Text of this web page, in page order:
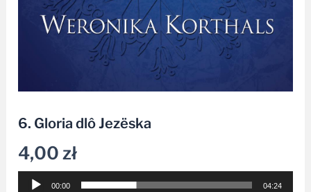
6. Gloria dlô Jezëska
4,00zł
Odtwarzacz
00:00 04:24